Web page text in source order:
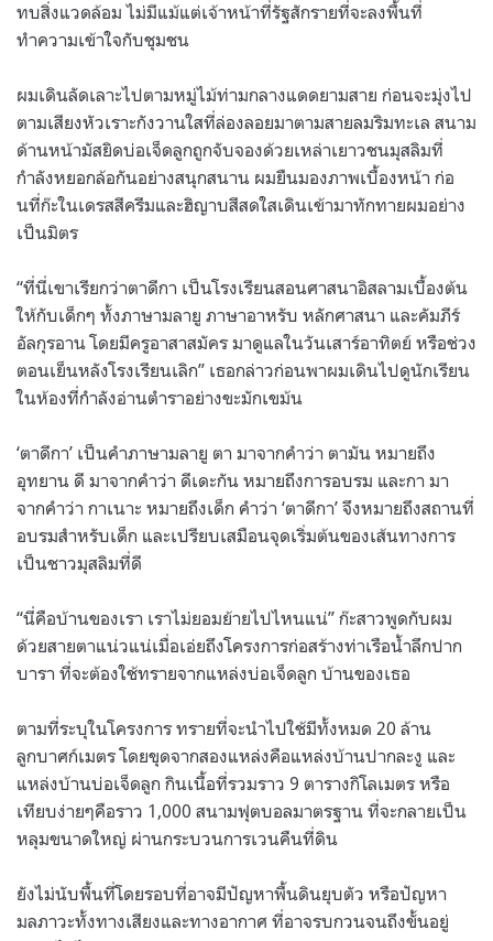
ทบสิ่งแวดล้อม ไม่มีแม้แต่เจ้าหน้าที่รัฐสักรายที่จะลงพื้นที่
ทำความเข้าใจกับชุมชน
ผมเดินลัดเลาะไปตามหมู่ไม้ท่ามกลางแดดยามสาย ก่อนจะมุ่งไป
ตามเสียงหัวเราะกังวานใสที่ล่องลอยมาตามสายลมริมทะเล สนาม
ด้านหน้ามัสยิดบ่อเจ็ดลูกถูกจับจองด้วยเหล่าเยาวชนมุสลิมที่
กำลังหยอกล้อกันอย่างสนุกสนาน ผมยืนมองภาพเบื้องหน้า ก่อ
นที่ก๊ะในเดรสสีครีมและฮิญาบสีสดใสเดินเข้ามาทักทายผมอย่าง
เป็นมิตร
“ที่นี่เขาเรียกว่าตาดีกา เป็นโรงเรียนสอนศาสนาอิสลามเบื้องต้น
ให้กับเด็กๆ ทั้งภาษามลายู ภาษาอาหรับ หลักศาสนา และคัมภีร์
อัลกุรอาน โดยมีครูอาสาสมัคร มาดูแลในวันเสาร์อาทิตย์ หรือช่วง
ตอนเย็นหลังโรงเรียนเลิก” เธอกล่าวก่อนพาผมเดินไปดูนักเรียน
ในห้องที่กำลังอ่านตำราอย่างขะมักเขม้น
‘ตาดีกา’ เป็นคำภาษามลายู ตา มาจากคำว่า ตามัน หมายถึง
อุทยาน ดี มาจากคำว่า ดีเดะกัน หมายถึงการอบรม และกา มา
จากคำว่า กาเนาะ หมายถึงเด็ก คำว่า ‘ตาดีกา’ จึงหมายถึงสถานที่
อบรมสำหรับเด็ก และเปรียบเสมือนจุดเริ่มต้นของเส้นทางการ
เป็นชาวมุสลิมที่ดี
“นี่คือบ้านของเรา เราไม่ยอมย้ายไปไหนแน่” ก๊ะสาวพูดกับผม
ด้วยสายตาแน่วแน่เมื่อเอ่ยถึงโครงการก่อสร้างท่าเรือน้ำลึกปาก
บารา ที่จะต้องใช้ทรายจากแหล่งบ่อเจ็ดลูก บ้านของเธอ
ตามที่ระบุในโครงการ ทรายที่จะนำไปใช้มีทั้งหมด 20 ล้าน
ลูกบาศก์เมตร โดยขุดจากสองแหล่งคือแหล่งบ้านปากละงู และ
แหล่งบ้านบ่อเจ็ดลูก กินเนื้อที่รวมราว 9 ตารางกิโลเมตร หรือ
เทียบง่ายๆคือราว 1,000 สนามฟุตบอลมาตรฐาน ที่จะกลายเป็น
หลุมขนาดใหญ่ ผ่านกระบวนการเวนคืนที่ดิน
ยังไม่นับพื้นที่โดยรอบที่อาจมีปัญหาพื้นดินยุบตัว หรือปัญหา
มลภาวะทั้งทางเสียงและทางอากาศ ที่อาจรบกวนจนถึงขั้นอยู่